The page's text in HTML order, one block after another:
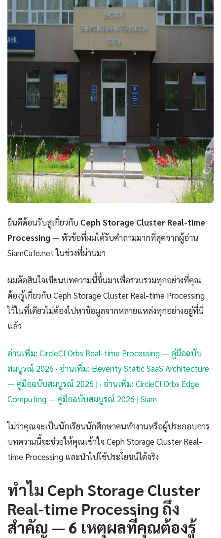
ยินดีต้อนรับสู่เกี่ยวกับ Ceph Storage Cluster Real-time
Processing — หัวข้อที่ผมได้รับคำถามมากที่สุดจากผู้อ่าน
SiamCafe.net ในช่วงที่ผ่านมา
ผมตัดสินใจเขียนบทความนี้ขึ้นมาเพื่อรวบรวมทุกอย่างที่คุณ
ต้องรู้เกี่ยวกับ Ceph Storage Cluster Real-time Processing
ไว้ในที่เดียวไม่ต้องไปหาข้อมูลจากหลายแหล่งทุกอย่างอยู่ที่นี่
แล้ว
อ่านเพิ่ม: CircleCI Orbs Real-time Processing — คู่มือฉบับ
สมบูรณ์ 2026 · อ่านเพิ่ม: Eleventy Static SaaS Architecture
— คู่มือฉบับสมบูรณ์ 2026 | · อ่านเพิ่ม: CircleCI Orbs Edge
Computing — คู่มือฉบับสมบูรณ์ 2026 | Siam
ไม่ว่าคุณจะเป็นนักเรียนนักศึกษาคนทำงานหรือผู้ประกอบการ
บทความนี้จะช่วยให้คุณเข้าใจ Ceph Storage Cluster Real-
time Processing และนำไปใช้ประโยชน์ได้จริง
ทำไม Ceph Storage Cluster
Real-time Processing ถึง
สำคัญ — 6 เหตุผลที่คุณต้องรู้